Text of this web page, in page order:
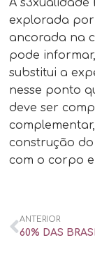
A s3xualidade
explorada por
ancorada na
pode
substitui a
nesse ponto
deve ser
construção
com o corpo
ANTERIOR